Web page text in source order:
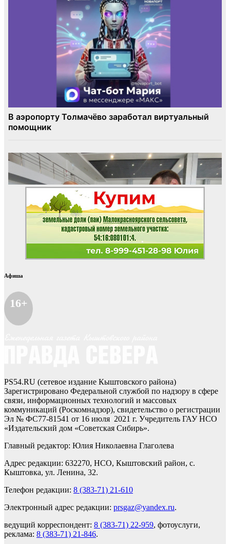
Афиша
16+
PS54.RU (сетевое издание Кыштовского района)
Зарегистрировано Федеральной службой по надзору в сфере
связи, информационных технологий и массовых
коммуникаций (Роскомнадзор), свидетельство о регистрации
Эл № ФС77-81541 от 16 июля 2021 г. Учредитель ГАУ НСО
«Издательский дом «Советская Сибирь».
Главный редактор: Юлия Николаевна Глаголева
Адрес редакции: 632270, НСО, Кыштовский район, с.
Кыштовка, ул. Ленина, 32.
Телефон редакции: 8 (383-71) 21-610
Электронный адрес редакции: prsgaz@yandex.ru.
ведущий корреспондент: 8 (383-71) 22-959, фотоуслуги,
реклама: 8 (383-71) 21-846.